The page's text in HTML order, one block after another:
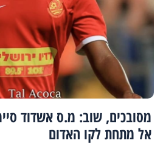
אל מתחת לקו האדום